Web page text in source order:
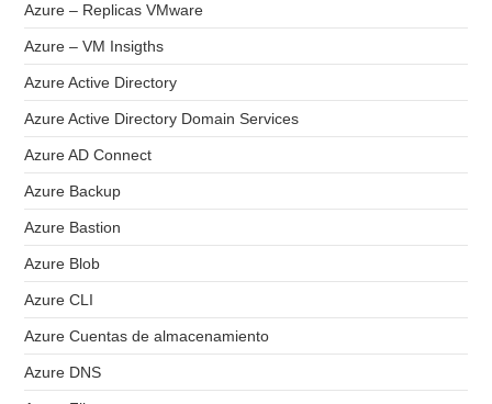
Azure – Replicas VMware
Azure – VM Insigths
Azure Active Directory
Azure Active Directory Domain Services
Azure AD Connect
Azure Backup
Azure Bastion
Azure Blob
Azure CLI
Azure Cuentas de almacenamiento
Azure DNS